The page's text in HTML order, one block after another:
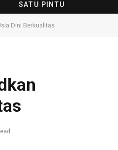
SATU PINTU
Dini Berkualitas